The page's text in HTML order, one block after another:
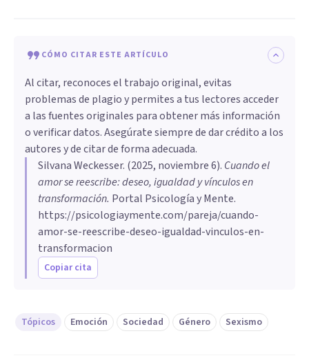
CÓMO CITAR ESTE ARTÍCULO
Al citar, reconoces el trabajo original, evitas
problemas de plagio y permites a tus lectores acceder
a las fuentes originales para obtener más información
o verificar datos. Asegúrate siempre de dar crédito a los
autores y de citar de forma adecuada.
Silvana Weckesser. (2025, noviembre 6). Cuando el
amor se reescribe: deseo, igualdad y vínculos en
transformación. Portal Psicología y Mente.
https://psicologiaymente.com/pareja/cuando-
amor-se-reescribe-deseo-igualdad-vinculos-en-
transformacion
Copiar cita
Tópicos Emoción Sociedad Género Sexismo